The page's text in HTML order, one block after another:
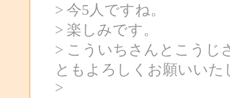
> 今5人ですね。
> 楽しみです。
> こういちさんとこうじ
ともよろしくお願いいた
>